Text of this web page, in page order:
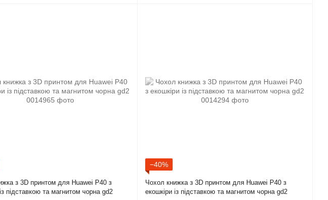
з 3D принтом для Huawei P40 з
підставкою та магнитом чорна gd2
−40%
Чохол книжка з 3D принтом для Huawei P40 з
екошкіри із підставкою та магнитом чорна gd2